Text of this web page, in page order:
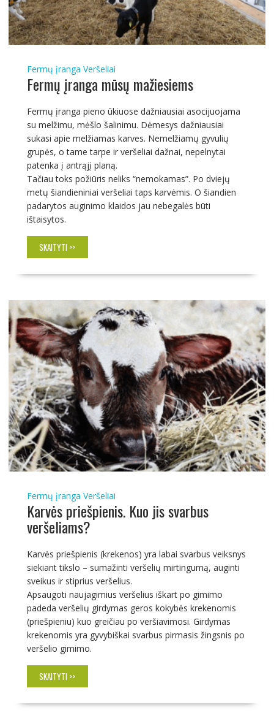
Fermų įranga Veršeliai
Fermų įranga mūsų mažiesiems
Fermų įranga pieno ūkiuose dažniausiai asocijuojama
su melžimu, mėšlo šalinimu. Dėmesys dažniausiai
sukasi apie melžiamas karves. Nemelžiamų gyvulių
grupės, o tame tarpe ir veršeliai dažnai, nepelnytai
patenka į antrąjį planą.
Tačiau toks požiūris neliks “nemokamas”. Po dviejų
metų šiandieniniai veršeliai taps karvėmis. O šiandien
padarytos auginimo klaidos jau nebegalės būti
ištaisytos.
SKAITYTI >>
Fermų įranga Veršeliai
Karvės priešpienis. Kuo jis svarbus
veršeliams?
Karvės priešpienis (krekenos) yra labai svarbus veiksnys
siekiant tikslo – sumažinti veršelių mirtingumą, auginti
sveikus ir stiprius veršelius.
Apsaugoti naujagimius veršelius iškart po gimimo
padeda veršelių girdymas geros kokybės krekenomis
(priešpieniu) kuo greičiau po veršiavimosi. Girdymas
krekenomis yra gyvybiškai svarbus pirmasis žingsnis po
veršelio gimimo.
SKAITYTI >>